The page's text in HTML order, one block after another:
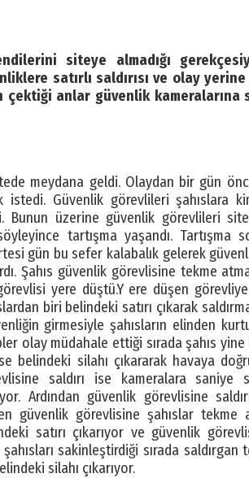
siteye almadığı
satırlı saldırısı ve olay
çektiği anlar güvenlik kameralarına
meydana geldi. Olaydan bir gün
Güvenlik görevlileri şahıslara
Bunun üzerine güvenlik görevlileri
tartışma yaşandı. Tartışma
gün bu sefer kalabalık gelerek
Şahıs güvenlik görevlisine tekme
yere düştü.Y ere düşen
biri belindeki satırı çıkarak
girmesiyle şahısların elinden
olay müdahale ettiği sırada şahıs yine
belindeki silahı çıkararak havaya
saldırı ise kameralara saniye
Ardından güvenlik görevlisine
güvenlik görevlisine şahıslar tekme
satırı çıkarıyor ve güvenlik
sakinleştirdiği sırada saldırgan
silahı çıkarıyor.